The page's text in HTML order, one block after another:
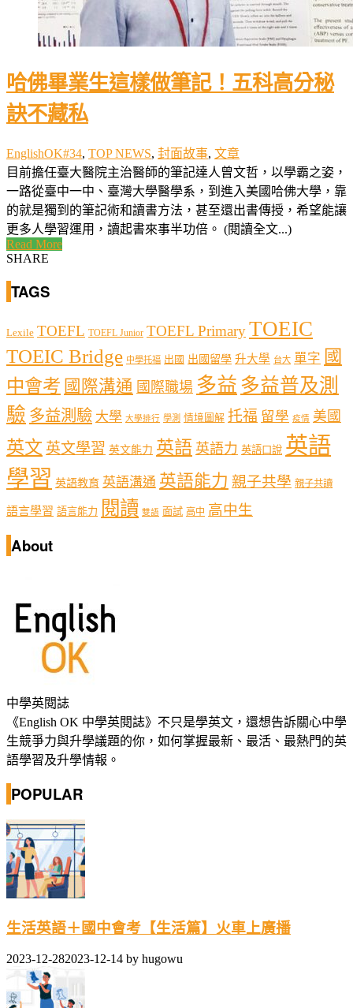
哈佛畢業生這樣做筆記！五科高分秘
訣不藏私
EnglishOK#34, TOP NEWS, 封面故事, 文章
目前擔任臺大醫院主治醫師的筆記達人曾文哲，以學霸之姿，
一路從臺中一中、臺灣大學醫學系，到進入美國哈佛大學，靠
的就是獨到的筆記術和讀書方法，甚至還出書傳授，希望能讓
更多人學習運用，讀起書來事半功倍。 (閱讀全文...)
Read More
SHARE
TAGS
Lexile TOEFL TOEFL Junior TOEFL PrimaryTOEIC
TOEIC Bridge 中學托福 出國 出國留學 升大學 台大 單字 國
中會考 國際溝通 國際職場 多益 多益普及測
驗 多益測驗 大學 大學排行 學測 情境圖解 托福 留學 疫情 美國
英文 英文學習 英文能力 英語 英語力 英語口說 英語
學習 英語教育 英語溝通 英語能力 親子共學 親子共讀
語言學習 語言能力 閱讀 雙語 面試 高中 高中生
About
中學英閱誌
《English OK 中學英閱誌》不只是學英文，還想告訴關心中學
生競爭力與升學議題的你，如何掌握最新、最活、最熱門的英
語學習及升學情報。
POPULAR
生活英語＋國中會考【生活篇】火車上廣播
2023-12-282023-12-14 by hugowu